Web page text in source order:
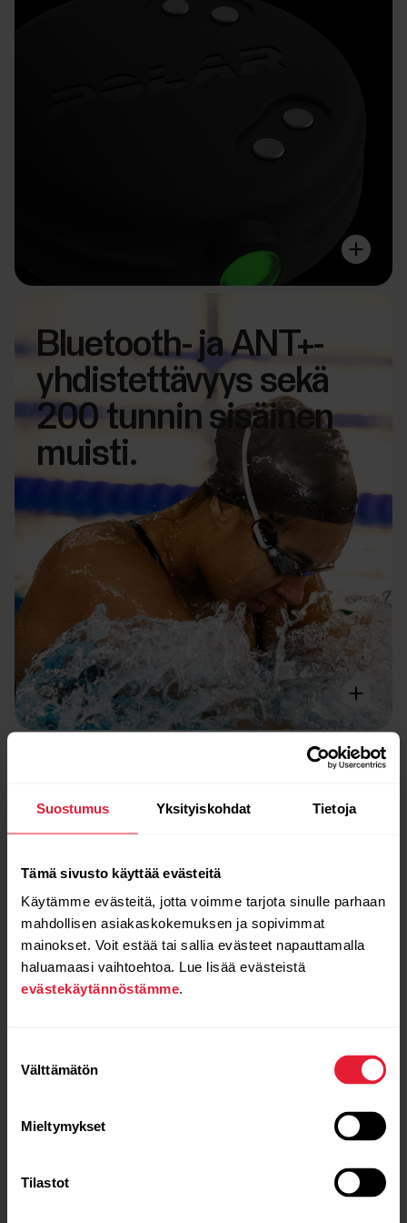
Suostumus Yksityiskohdat Tietoja
Tämä sivusto käyttää evästeitä
Käytämme evästeitä, jotta voimme tarjota sinulle parhaan
mahdollisen asiakaskokemuksen ja sopivimmat
mainokset. Voit estää tai sallia evästeet napauttamalla
haluamaasi vaihtoehtoa. Lue lisää evästeistä
evästekäytännöstämme.
valinta
Välttämätön
Mieltymykset
Tilastot
Bluetooth- ja ANT+-
yhdistettävyys sekä
200 tunnin sisäinen
muisti.
Keskeiset ominaisuudet